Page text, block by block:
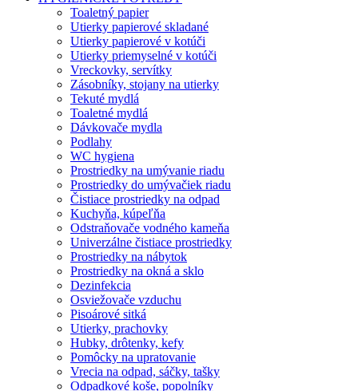
Toaletný papier
Utierky papierové skladané
Utierky papierové v kotúči
Utierky priemyselné v kotúči
Vreckovky, servítky
Zásobníky, stojany na utierky
Tekuté mydlá
Toaletné mydlá
Dávkovače mydla
Podlahy
WC hygiena
Prostriedky na umývanie riadu
Prostriedky do umývačiek riadu
Čistiace prostriedky na odpad
Kuchyňa, kúpeľňa
Odstraňovače vodného kameňa
Univerzálne čistiace prostriedky
Prostriedky na nábytok
Prostriedky na okná a sklo
Dezinfekcia
Osviežovače vzduchu
Pisoárové sitká
Utierky, prachovky
Hubky, drôtenky, kefy
Pomôcky na upratovanie
Vrecia na odpad, sáčky, tašky
Odpadkové koše, popolníky